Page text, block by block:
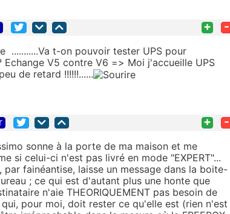
+ -
...........Va t-on pouvoir tester UPS pour
V5 contre V6 => Moi j'accueille UPS
de retard !!!!!!......
+ -
sonne à la porte de ma maison et me
si celui-ci n'est pas livré en mode "EXPERT"...
fainéantise, laisse un message dans la boite-
; ce qui est d'autant plus une honte que
n'aie THEORIQUEMENT pas besoin de
pour moi, doit rester ce qu'elle est (rien n'est